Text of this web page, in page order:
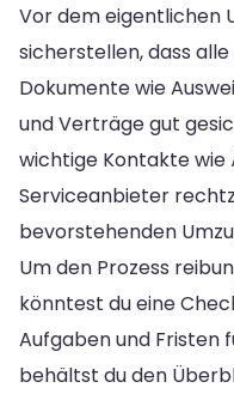
Vor dem eigentlichen
sicherstellen, dass
Dokumente wie
und Verträge gut
wichtige Kontakte
Serviceanbieter
bevorstehenden
Um den Prozess
könntest du eine
Aufgaben und Fristen
behältst du den